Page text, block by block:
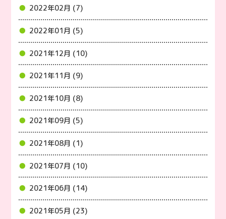
2022年02月 (7)
2022年01月 (5)
2021年12月 (10)
2021年11月 (9)
2021年10月 (8)
2021年09月 (5)
2021年08月 (1)
2021年07月 (10)
2021年06月 (14)
2021年05月 (23)